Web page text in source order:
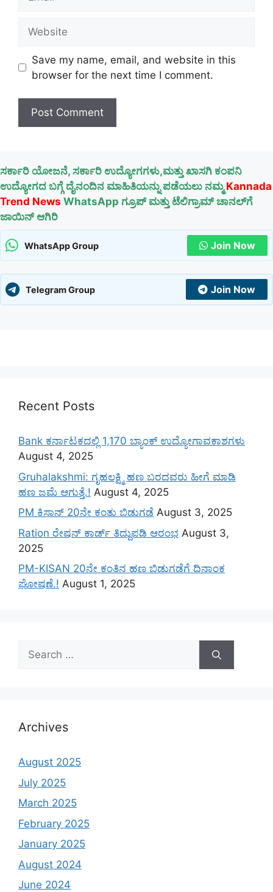
Save my name, email, and website in this
browser for the next time I comment.
ಸರ್ಕಾರಿ ಯೋಜನೆ, ಸರ್ಕಾರಿ ಉದ್ಯೋಗಗಳು,ಮತ್ತು ಖಾಸಗಿ ಕಂಪನಿ
ಉದ್ಯೋಗದ ಬಗ್ಗೆ ದೈನಂದಿನ ಮಾಹಿತಿಯನ್ನು ಪಡೆಯಲು ನಮ್ಮKannada
Trend News WhatsApp ಗ್ರೂಪ್ ಮತ್ತು ಟೆಲಿಗ್ರಾಮ್ ಚಾನಲ್‌ಗೆ
ಜಾಯಿನ್ ಆಗಿರಿ
WhatsApp Group Join Now
Telegram Group Join Now
Recent Posts
Bank ಕರ್ನಾಟಕದಲ್ಲಿ 1,170 ಬ್ಯಾಂಕ್ ಉದ್ಯೋಗಾವಕಾಶಗಳು
August 4, 2025
Gruhalakshmi: ಗೃಹಲಕ್ಷ್ಮಿ ಹಣ ಬರದವರು ಹೀಗೆ ಮಾಡಿ
ಹಣ ಜಮೆ‌ ಆಗುತ್ತೆ.! August 4, 2025
PM ಕಿಸಾನ್ 20ನೇ ಕಂತು ಬಿಡುಗಡೆ August 3, 2025
Ration ರೇಷನ್ ಕಾರ್ಡ್ ತಿದ್ದುಪಡಿ ಆರಂಭ August 3,
2025
PM-KISAN 20ನೇ ಕಂತಿನ ಹಣ ಬಿಡುಗಡೆಗೆ ದಿನಾಂಕ
ಘೋಷಣೆ.! August 1, 2025
Search
for:
Archives
August 2025
July 2025
March 2025
February 2025
January 2025
August 2024
June 2024